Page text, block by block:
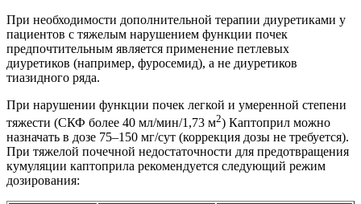
При необходимости дополнительной терапии диуретиками у
пациентов с тяжелым нарушением функции почек
предпочтительным является применение петлевых
диуретиков (например, фуросемид), а не диуретиков
тиазидного ряда.
При нарушении функции почек легкой и умеренной степени
тяжести (СКФ более 40 мл/мин/1,73 м2) Каптоприл можно
назначать в дозе 75–150 мг/сут (коррекция дозы не требуется).
При тяжелой почечной недостаточности для предотвращения
кумуляции каптоприла рекомендуется следующий режим
дозирования: